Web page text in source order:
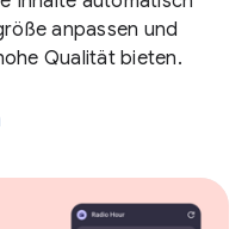
anpassen und
Qualität bieten.